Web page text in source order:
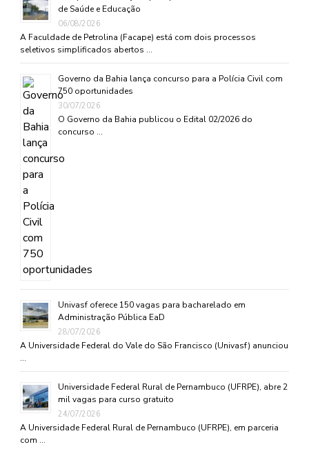
de Saúde e Educação
06/08/2026
A Faculdade de Petrolina (Facape) está com dois processos
seletivos simplificados abertos …
Governo da Bahia lança concurso para a Polícia Civil com
750 oportunidades
30/07/2026
O Governo da Bahia publicou o Edital 02/2026 do
concurso …
Univasf oferece 150 vagas para bacharelado em
Administração Pública EaD
28/07/2026
A Universidade Federal do Vale do São Francisco (Univasf) anunciou
…
Universidade Federal Rural de Pernambuco (UFRPE), abre 2
mil vagas para curso gratuito
24/07/2026
A Universidade Federal Rural de Pernambuco (UFRPE), em parceria
com …